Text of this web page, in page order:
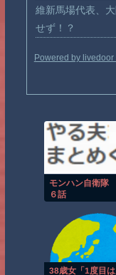
維新馬場代表、
せず！？
Powered by livedoor
モンハン自衛隊
６話
38歳女「1度目